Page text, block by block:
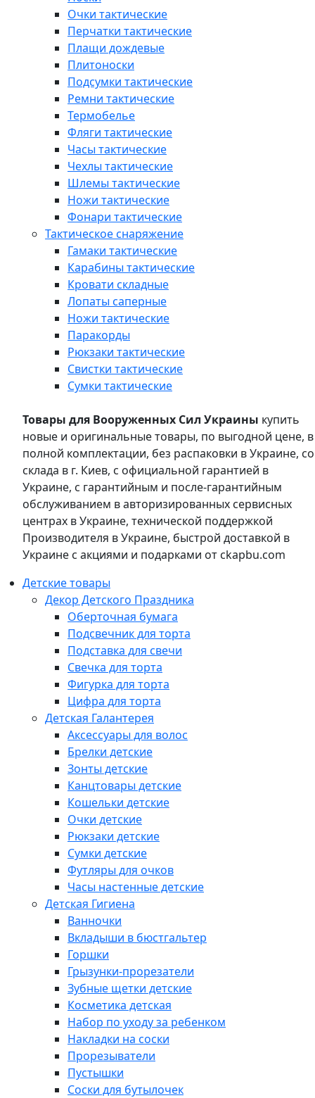
Очки тактические
Перчатки тактические
Плащи дождевые
Плитоноски
Подсумки тактические
Ремни тактические
Термобелье
Фляги тактические
Часы тактические
Чехлы тактические
Шлемы тактические
Ножи тактические
Фонари тактические
Тактическое снаряжение
Гамаки тактические
Карабины тактические
Кровати складные
Лопаты саперные
Ножи тактические
Паракорды
Рюкзаки тактические
Свистки тактические
Сумки тактические
Товары для Вооруженных Сил Украины купить
новые и оригинальные товары, по выгодной цене, в
полной комплектации, без распаковки в Украине, со
склада в г. Киев, с официальной гарантией в
Украине, с гарантийным и после-гарантийным
обслуживанием в авторизированных сервисных
центрах в Украине, технической поддержкой
Производителя в Украине, быстрой доставкой в
Украине с акциями и подарками от ckapbu.com
Детские товары
Декор Детского Праздника
Оберточная бумага
Подсвечник для торта
Подставка для свечи
Свечка для торта
Фигурка для торта
Цифра для торта
Детская Галантерея
Аксессуары для волос
Брелки детские
Зонты детские
Канцтовары детские
Кошельки детские
Очки детские
Рюкзаки детские
Сумки детские
Футляры для очков
Часы настенные детские
Детская Гигиена
Ванночки
Вкладыши в бюстгальтер
Горшки
Грызунки-прорезатели
Зубные щетки детские
Косметика детская
Набор по уходу за ребенком
Накладки на соски
Прорезыватели
Пустышки
Соски для бутылочек